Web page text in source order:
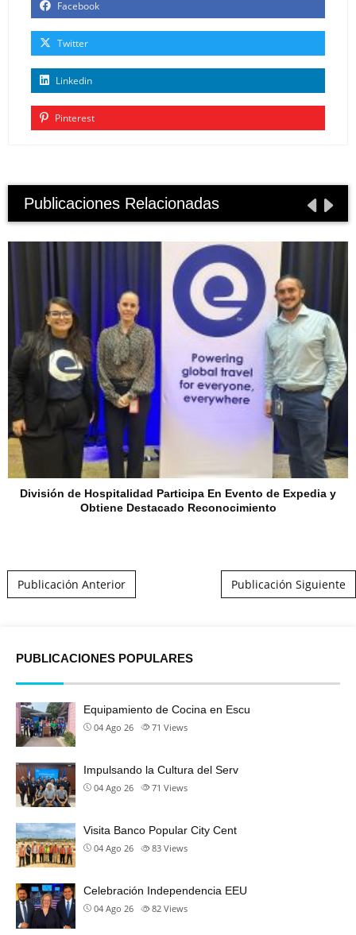
Facebook
Twitter
Linkedin
Pinterest
Publicaciones Relacionadas
División de Hospitalidad Participa En Evento de Expedia y
Obtiene Destacado Reconocimiento
Publicación Anterior Publicación Siguiente
PUBLICACIONES POPULARES
Equipamiento de Cocina en Escu
04 Ago 26 71 Views
Impulsando la Cultura del Serv
04 Ago 26 71 Views
Visita Banco Popular City Cent
04 Ago 26 83 Views
Celebración Independencia EEU
04 Ago 26 82 Views